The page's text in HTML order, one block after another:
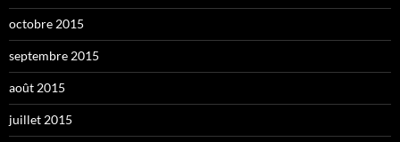
octobre 2015
septembre 2015
août 2015
juillet 2015